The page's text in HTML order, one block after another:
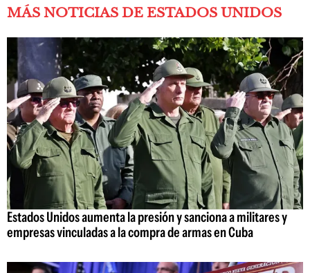
MÁS NOTICIAS DE ESTADOS UNIDOS
Estados Unidos aumenta la presión y sanciona a militares y
empresas vinculadas a la compra de armas en Cuba